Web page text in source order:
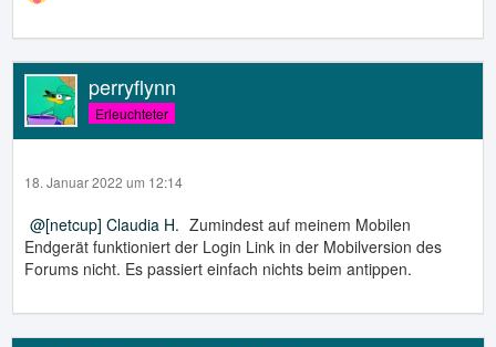
perryflynn
Erleuchteter
18. Januar 2022 um 12:14
[netcup] Claudia H. Zumindest auf meinem Mobilen
Endgerät funktioniert der Login Link in der Mobilversion des
Forums nicht. Es passiert einfach nichts beim antippen.